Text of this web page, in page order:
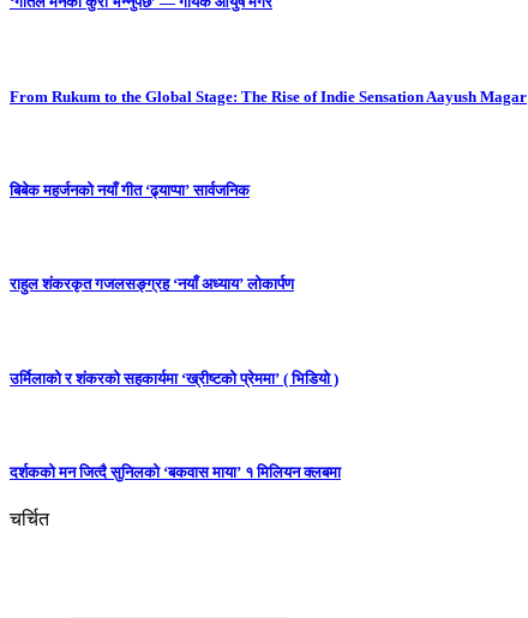
From Rukum to the Global Stage: The Rise of Indie Sensation Aayush Magar
बिबेक महर्जनको नयाँ गीत ‘ढ्याप्पा’ सार्वजनिक
राहुल शंकरकृत गजलसङ्ग्रह ‘नयाँ अध्याय’ लोकार्पण
उर्मिलाको र शंकरको सहकार्यमा ‘ख्रीष्टको प्रेममा’ ( भिडियो )
दर्शकको मन जित्दै सुनिलको ‘बकवास माया’ १ मिलियन क्लबमा
चर्चित